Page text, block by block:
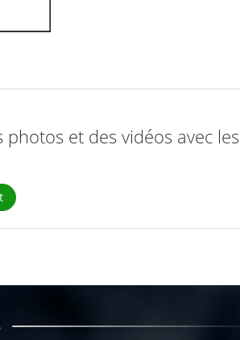
et des vidéos avec les